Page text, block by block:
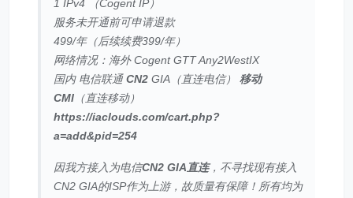
1 IPv4 （Cogent IP）
服务未开通前可申请退款
499/年（后续续费399/年）
网络情况：海外 Cogent GTT Any2WestIX
国内 电信联通CN2 GIA（直连电信） 移动
CMI （直连移动）
https://iaclouds.com/cart.php?
a=add&pid=254
因我方接入为电信CN2 GIA直连，不寻找现有接入
CN2 GIA的ISP作为上游，故质量有保障！所有均为